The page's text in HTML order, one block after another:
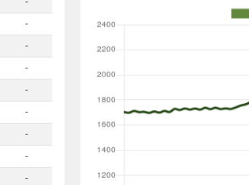
-
-
-
-
-
-
-
-